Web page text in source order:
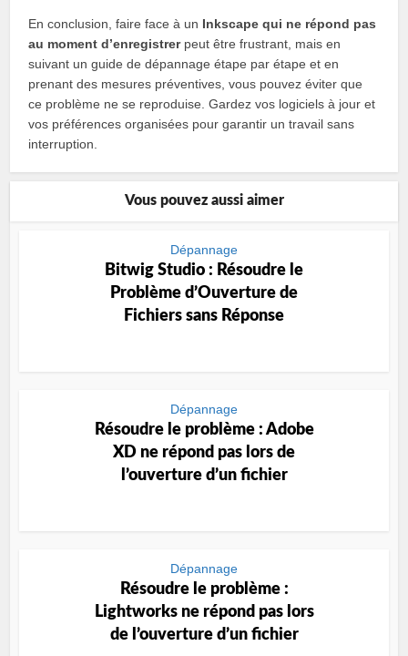
En conclusion, faire face à un Inkscape qui ne répond pas
au moment d’enregistrerpeut être frustrant, mais en
suivant un guide de dépannage étape par étape et en
prenant des mesures préventives, vous pouvez éviter que
ce problème ne se reproduise. Gardez vos logiciels à jour et
vos préférences organisées pour garantir un travail sans
interruption.
Vous pouvez aussi aimer
Dépannage
Bitwig Studio : Résoudre le
Problème d’Ouverture de
Fichiers sans Réponse
Dépannage
Résoudre le problème : Adobe
XD ne répond pas lors de
l’ouverture d’un fichier
Dépannage
Résoudre le problème :
Lightworks ne répond pas lors
de l’ouverture d’un fichier